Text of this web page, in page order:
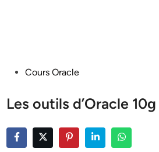
PostedCours Oracle
Les outils d’Oracle 10g